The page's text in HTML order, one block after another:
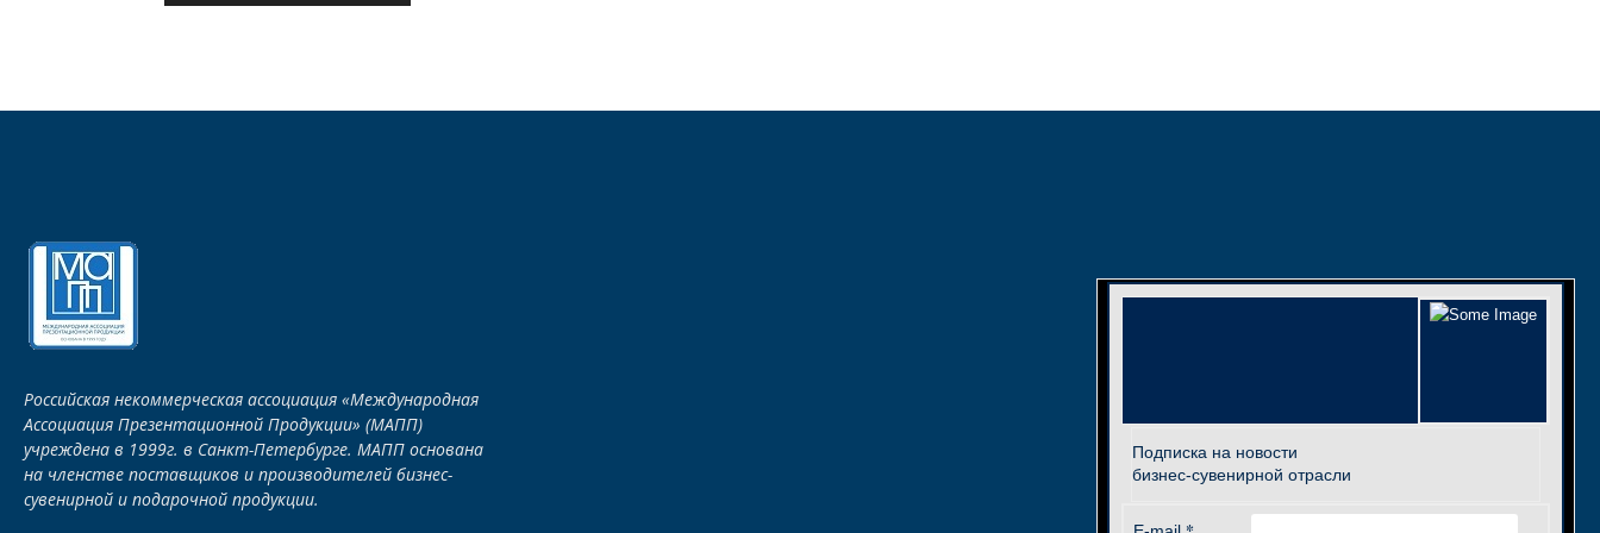
Российская некоммерческая ассоциация «Международная
Ассоциация Презентационной Продукции» (МАПП)
учреждена в 1999г. в Санкт-Петербурге. МАПП основана
на членстве поставщиков и производителей бизнес-
сувенирной и подарочной продукции.
Подписка на новости
бизнес-сувенирной отрасли